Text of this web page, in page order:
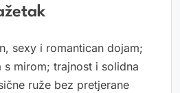
sexy i romantican dojam;
s mirom; trajnost i solidna
ruže bez pretjerane